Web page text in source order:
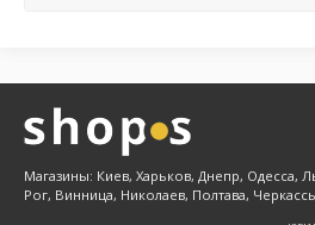
Магазины: Киев, Харьков, Днепр, Одесса,
Рог, Винница, Николаев, Полтава,